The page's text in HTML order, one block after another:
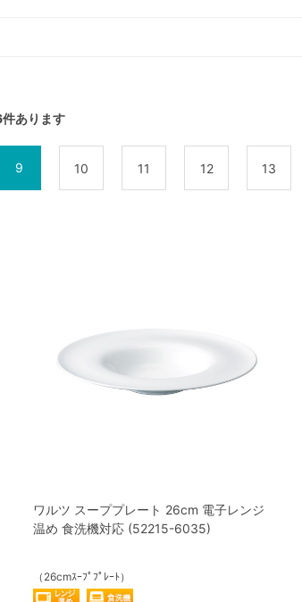
件あります
9 10 11 12 13
ワルツ スーププレート 26cm 電子レンジ
温め 食洗機対応 (52215-6035)
（26cmｽｰﾌﾟﾌﾟﾚｰﾄ）